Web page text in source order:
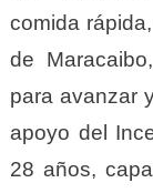
comida
de
para avanzar
apoyo del
28 años,